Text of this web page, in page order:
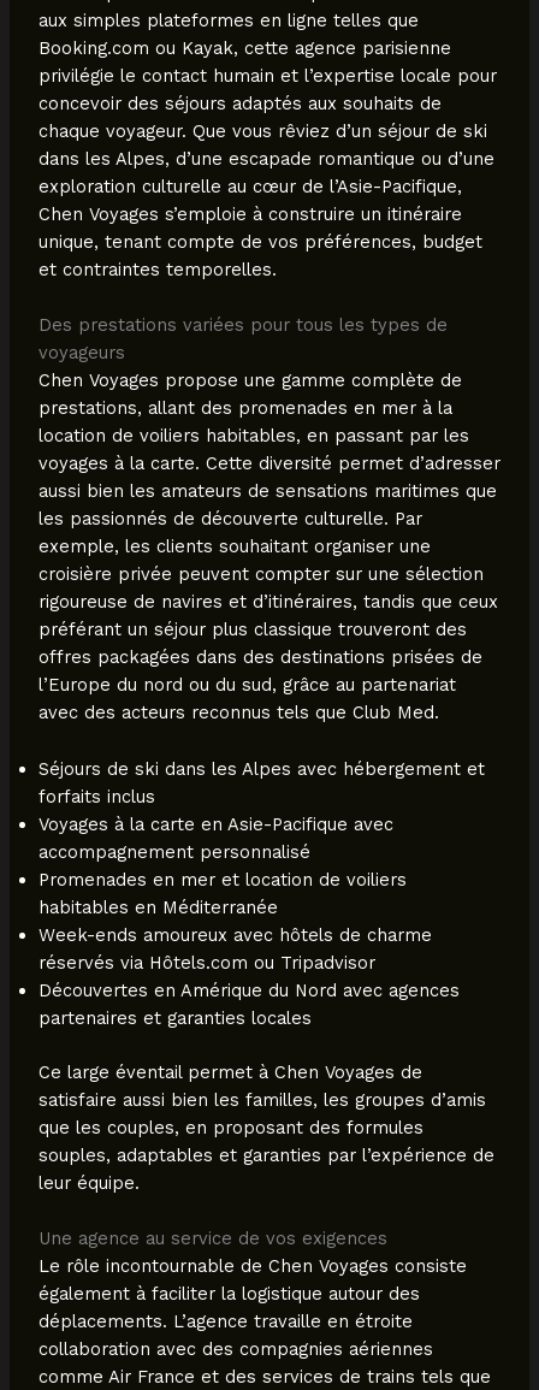
aux simples plateformes en ligne telles que
Booking.com ou Kayak, cette agence parisienne
privilégie le contact humain et l’expertise locale pour
concevoir des séjours adaptés aux souhaits de
chaque voyageur. Que vous rêviez d’un séjour de ski
dans les Alpes, d’une escapade romantique ou d’une
exploration culturelle au cœur de l’Asie-Pacifique,
Chen Voyages s’emploie à construire un itinéraire
unique, tenant compte de vos préférences, budget
et contraintes temporelles.
Des prestations variées pour tous les types de
voyageurs
Chen Voyages propose une gamme complète de
prestations, allant des promenades en mer à la
location de voiliers habitables, en passant par les
voyages à la carte. Cette diversité permet d’adresser
aussi bien les amateurs de sensations maritimes que
les passionnés de découverte culturelle. Par
exemple, les clients souhaitant organiser une
croisière privée peuvent compter sur une sélection
rigoureuse de navires et d’itinéraires, tandis que ceux
préférant un séjour plus classique trouveront des
offres packagées dans des destinations prisées de
l’Europe du nord ou du sud, grâce au partenariat
avec des acteurs reconnus tels que Club Med.
Séjours de ski dans les Alpes avec hébergement et
forfaits inclus
Voyages à la carte en Asie-Pacifique avec
accompagnement personnalisé
Promenades en mer et location de voiliers
habitables en Méditerranée
Week-ends amoureux avec hôtels de charme
réservés via Hôtels.com ou Tripadvisor
Découvertes en Amérique du Nord avec agences
partenaires et garanties locales
Ce large éventail permet à Chen Voyages de
satisfaire aussi bien les familles, les groupes d’amis
que les couples, en proposant des formules
souples, adaptables et garanties par l’expérience de
leur équipe.
Une agence au service de vos exigences
Le rôle incontournable de Chen Voyages consiste
également à faciliter la logistique autour des
déplacements. L’agence travaille en étroite
collaboration avec des compagnies aériennes
comme Air France et des services de trains tels que